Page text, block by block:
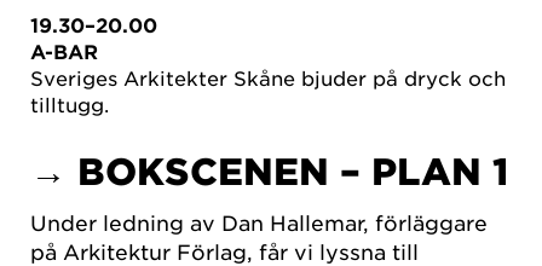
19.30–20.00
A-BAR
Sveriges Arkitekter Skåne bjuder på dryck och
tilltugg.
→ BOKSCENEN – PLAN 1
Under ledning av Dan Hallemar, förläggare
på Arkitektur Förlag, får vi lyssna till